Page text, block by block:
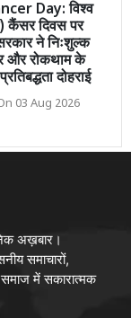
Day: विश्व
दिवस पर
ने निःशुल्क
और रोकथाम के
दोहराई
03 Aug 2026
अख़बार।
समाचारों,
में सकारात्मक